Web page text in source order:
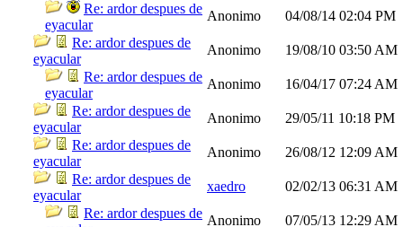
Re: ardor despues de
eyacular
Anonimo 04/08/14 02:04 PM
Re: ardor despues de
eyacular
Anonimo 19/08/10 03:50 AM
Re: ardor despues de
eyacular
Anonimo 16/04/17 07:24 AM
Re: ardor despues de
eyacular
Anonimo 29/05/11 10:18 PM
Re: ardor despues de
eyacular
Anonimo 26/08/12 12:09 AM
Re: ardor despues de
eyacular
xaedro 02/02/13 06:31 AM
Re: ardor despues de Anonimo 07/05/13 12:29 AM